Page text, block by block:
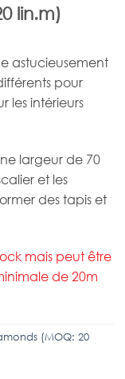
lin.m)
astucieusement
pour
les intérieurs
largeur de 70
et les
des tapis et
mais peut être
de 20m
(MOQ: 20